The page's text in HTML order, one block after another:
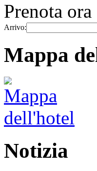
Prenota ora
Arrivo:
Mappa
Notizia